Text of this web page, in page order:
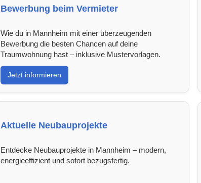
Bewerbung beim Vermieter
Wie du in Mannheim mit einer überzeugenden
Bewerbung die besten Chancen auf deine
Traumwohnung hast – inklusive Mustervorlagen.
Jetzt informieren
Aktuelle Neubauprojekte
Entdecke Neubauprojekte in Mannheim – modern,
energieeffizient und sofort bezugsfertig.